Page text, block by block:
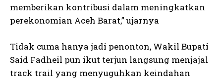
memberikan kontribusi dalam meningkatkan
perekonomian Aceh Barat,” ujarnya
Tidak cuma hanya jadi penonton, Wakil Bupati
Said Fadheil pun ikut terjun langsung menjajal
track trail yang menyuguhkan keindahan